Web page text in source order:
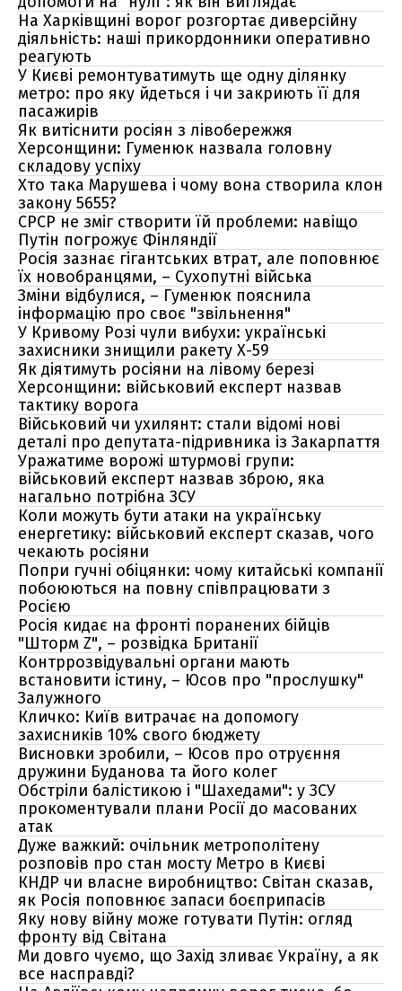
На Харківщині ворог розгортає диверсійну
діяльність: наші прикордонники оперативно
реагують
У Києві ремонтуватимуть ще одну ділянку
метро: про яку йдеться і чи закриють її для
пасажирів
Як витіснити росіян з лівобережжя
Херсонщини: Гуменюк назвала головну
складову успіху
Хто така Марушева і чому вона створила клон
закону 5655?
СРСР не зміг створити їй проблеми: навіщо
Путін погрожує Фінляндії
Росія зазнає гігантських втрат, але поповнює
їх новобранцями, – Сухопутні війська
Зміни відбулися, – Гуменюк пояснила
інформацію про своє "звільнення"
У Кривому Розі чули вибухи: українські
захисники знищили ракету Х-59
Як діятимуть росіяни на лівому березі
Херсонщини: військовий експерт назвав
тактику ворога
Військовий чи ухилянт: стали відомі нові
деталі про депутата-підривника із Закарпаття
Уражатиме ворожі штурмові групи:
військовий експерт назвав зброю, яка
нагально потрібна ЗСУ
Коли можуть бути атаки на українську
енергетику: військовий експерт сказав, чого
чекають росіяни
Попри гучні обіцянки: чому китайські компанії
побоюються на повну співпрацювати з
Росією
Росія кидає на фронті поранених бійців
"Шторм Z", – розвідка Британії
Контррозвідувальні органи мають
встановити істину, – Юсов про "прослушку"
Залужного
Кличко: Київ витрачає на допомогу
захисників 10% свого бюджету
Висновки зробили, – Юсов про отруєння
дружини Буданова та його колег
Обстріли балістикою і "Шахедами": у ЗСУ
прокоментували плани Росії до масованих
атак
Дуже важкий: очільник метрополітену
розповів про стан мосту Метро в Києві
КНДР чи власне виробництво: Світан сказав,
як Росія поповнює запаси боєприпасів
Яку нову війну може готувати Путін: огляд
фронту від Світана
Ми довго чуємо, що Захід зливає Україну, а як
все насправді?